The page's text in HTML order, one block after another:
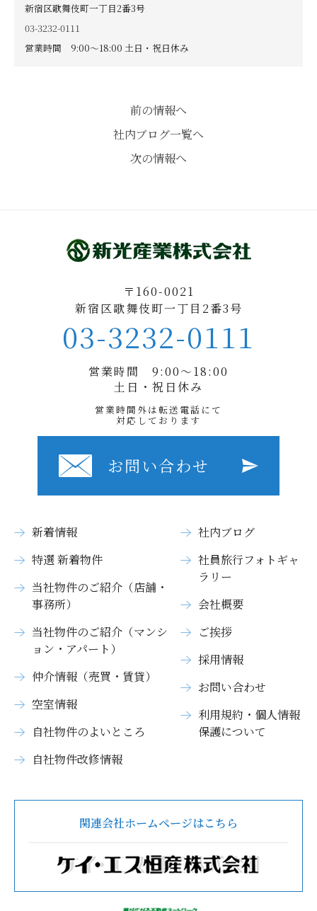
新宿区歌舞伎町一丁目2番3号
03-3232-0111
営業時間 9:00〜18:00 土日・祝日休み
前の情報へ
社内ブログ一覧へ
次の情報へ
〒160-0021
新宿区歌舞伎町一丁目2番3号
03-3232-0111
営業時間 9:00〜18:00
土日・祝日休み
営業時間外は転送電話にて
対応しております
お問い合わせ
新着情報
特選 新着物件
当社物件のご紹介（店舗・
事務所）
当社物件のご紹介（マンシ
ョン・アパート）
仲介情報（売買・賃貸）
空室情報
自社物件のよいところ
自社物件改修情報
社内ブログ
社員旅行フォトギャ
ラリー
会社概要
ご挨拶
採用情報
お問い合わせ
利用規約・個人情報
保護について
関連会社ホームページはこちら